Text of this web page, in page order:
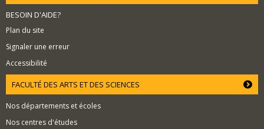
BESOIN D'AIDE?
Plan du site
Signaler une erreur
Accessibilité
FACULTÉ DES ARTS ET DES SCIENCES
Nos départements et écoles
Nos centres d'études